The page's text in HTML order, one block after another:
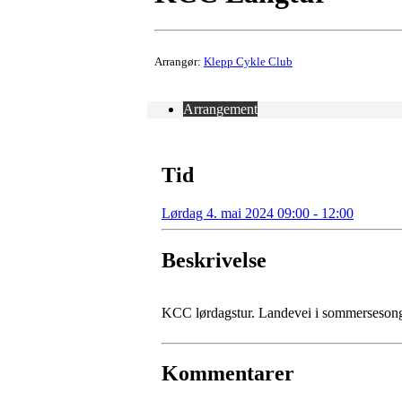
Arrangør: Klepp Cykle Club
Arrangement
Tid
Lørdag 4. mai 2024 09:00 - 12:00
Beskrivelse
KCC lørdagstur. Landevei i
Kommentarer